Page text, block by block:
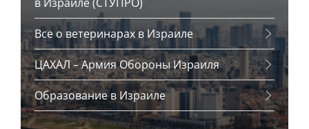
Все о ветеринарах в Израиле
ЦАХАЛ – Армия Обороны Израиля
Образование в Израиле